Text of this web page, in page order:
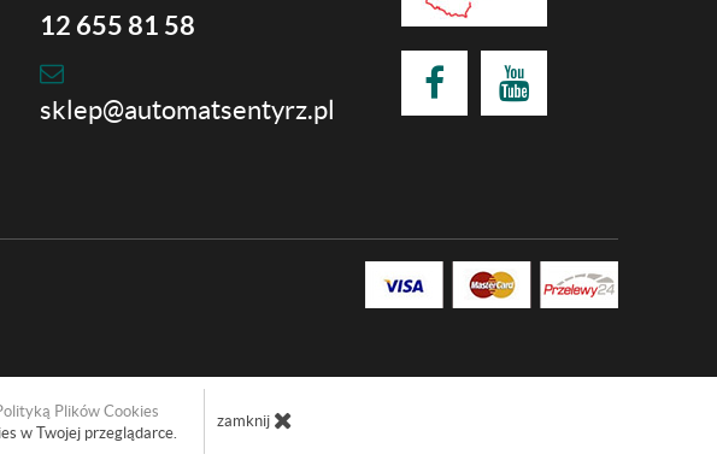
12 655 81 58
sklep@automatsentyrz.pl
Plików Cookies
w Twojej przeglądarce.
zamknij